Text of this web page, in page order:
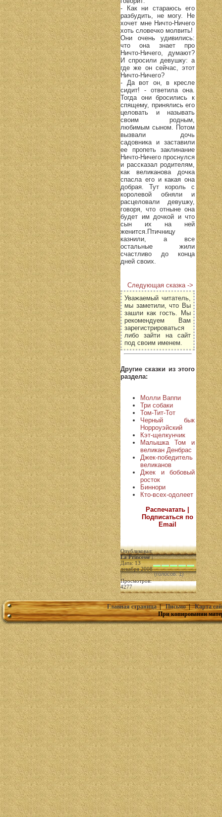
- Как ни стараюсь его
разбудить, не могу. Не
хочет мне Ничто-Ничего
хоть словечко молвить!
Они очень удивились:
что она знает про
Ничто-Ничего, думают?
И спросили девушку: а
где же он сейчас, этот
Ничто-Ничего?
- Да вот он, в кресле
сидит! - ответила она.
Тогда они бросились к
спящему, принялись его
целовать и называть
своим родным,
любимым сыном. Потом
вызвали дочь
садовника и заставили
ее пропеть заклинание
Ничто-Ничего проснулся
и рассказал родителям,
как великанова дочка
спасла его и какая она
добрая. Тут король с
королевой обняли и
расцеловали девушку,
говоря, что отныне она
будет им дочкой и что
сын их на ней
женится.Птичницу
казнили, а все
остальные жили
счастливо до конца
дней своих.
Следующая сказка ->
Уважаемый читатель,
мы заметили, что Вы
зашли как гость. Мы
рекомендуем Вам
зарегистрироваться
либо зайти на сайт
под своим именем.
Другие сказки из этого
раздела:
Молли Ваппи
Три собаки
Том-Тит-Тот
Черный бык
Норроуэйский
Кэт-щелкунчик
Малышка Том и
великан Денбрас
Джек-победитель
великанов
Джек и бобовый
росток
Биннори
Кто-всех-одолеет
Распечатать |
Подписаться по
Email
Опубликовал:
La Princesse|
Дата: 13
декабря 2008
|
Просмотров:
4277
(голосов: 1)
Главная страница|Письмо|Карта
При копировании